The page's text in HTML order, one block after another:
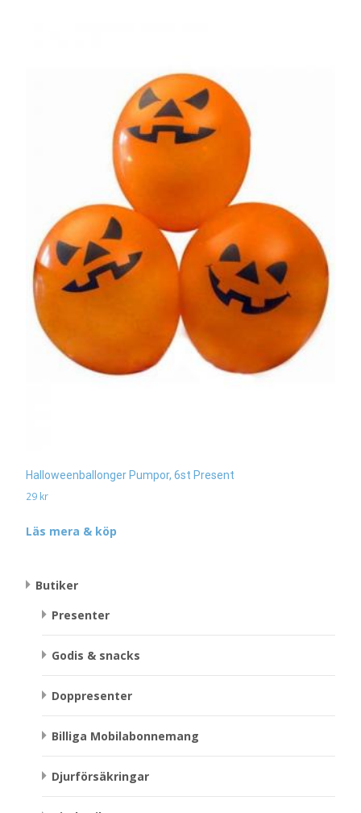
Halloweenballonger Pumpor, 6st Present
29 kr
Läs mera & köp
Butiker
Presenter
Godis & snacks
Doppresenter
Billiga Mobilabonnemang
Djurförsäkringar